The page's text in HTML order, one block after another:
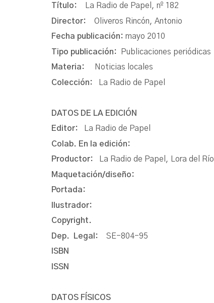
Título:
La Radio de Papel, nº 182
Director: Oliveros Rincón, Antonio
Fecha publicación: mayo 2010
Tipo publicación:
Publicaciones periódicas
Materia:
Noticias locales
Colección:
La Radio de Papel
DATOS DE LA EDICIÓN
Editor:
La Radio de Papel
Colab. En la edición:
Productor:
La Radio de Papel, Lora del Río
Maquetación/diseño:
Portada:
Ilustrador:
Copyright.
Dep. Legal: SE-804-95
ISBN
ISSN
DATOS FÍSICOS